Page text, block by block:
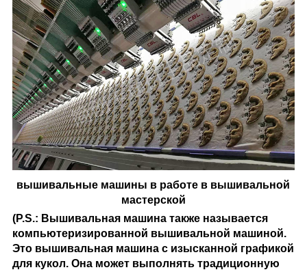
вышивальные машины в работе в вышивальной
мастерской
(P.S.: Вышивальная машина также называется
компьютеризированной вышивальной машиной.
Это вышивальная машина с изысканной графикой
для кукол. Она может выполнять традиционную